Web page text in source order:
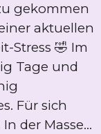
gekommen
aktuellen
Stress 🤣 Im
Tage und
Für sich
der Masse...